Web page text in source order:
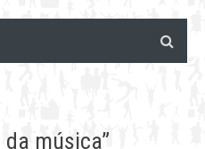
música”